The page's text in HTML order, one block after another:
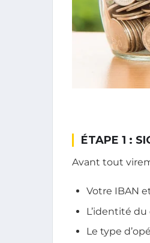
ÉTAPE 1 :
Avant tout
Votre IBAN
L’identité
Le type